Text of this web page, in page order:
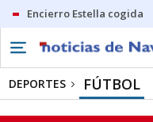
Encierro Estella cogida
DEPORTES FÚTBOL